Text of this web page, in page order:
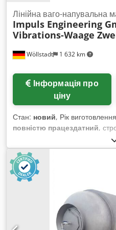
Wöllstadt 1 632 km
Лінійна ваго-напувальна
Impuls Engineering
Vibrations-Waage
ціну
Стан: новий, Рік
повністю працездатний,
ваги: Делікатна та точна
ваги – ідеальне рішення для
та фасування продукції. Вони
точність з дбайливим
мінімальній висоті падіння
практично виключені, що
навіть для найделікатніших
принцип роботи Основою
надзвичайно ефективний